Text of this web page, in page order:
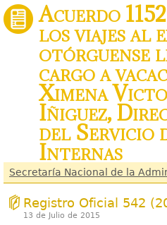
Acuerdo
los viajes al
otórguense
cargo a
Ximena
Iñiguez,
del Servicio
Internas
Secretaría Nacional de la
Registro Oficial 542
13 de Julio de 2015